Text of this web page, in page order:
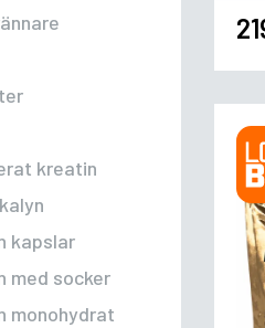
kreatin
kapslar
med socker
monohydrat